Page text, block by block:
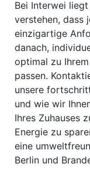
Bei Interwei
verstehen, dass
einzigartige
danach,
optimal zu
passen.
unsere
und wie wir
Ihres Zuhauses
Energie zu
eine
Berlin und